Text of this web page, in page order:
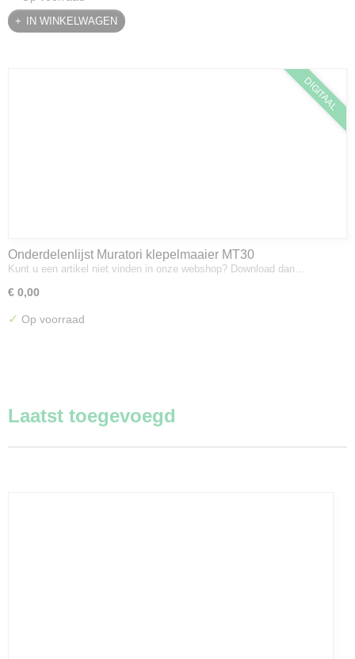
IN WINKELWAGEN
DIGITAAL
Onderdelenlijst Muratori klepelmaaier MT30
Kunt u een artikel niet vinden in onze webshop? Download dan…
€ 0,00
✓ Op voorraad
Laatst toegevoegd